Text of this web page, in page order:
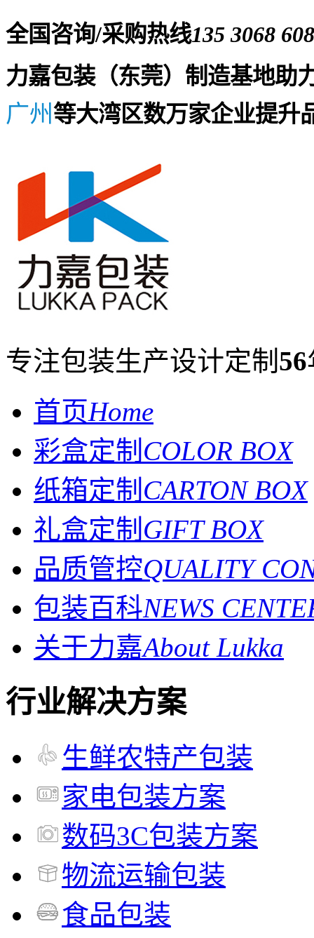
全国咨询/采购热线135 3068
力嘉包装（东莞）制造基地助
广州等大湾区数万家企业提升
专注包装生产设计定制 56
首页Home
彩盒定制 COLOR BOX
纸箱定制 CARTON BOX
礼盒定制 GIFT BOX
品质管控QUALITY
包装百科NEWS
关于力嘉About Lukka
行业解决方案
生鲜农特产包装
家电包装方案
数码3C包装方案
物流运输包装
食品包装